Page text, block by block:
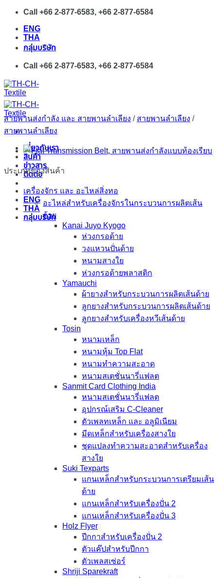
Skip
content
Call +66 2-877-6583, +66 2-877-6584
ENG
THA
กลุ่มบริษัท
Call +66 2-877-6583, +66 2-877-6584
เกี่ยวกับเรา
สินค้า
ข่าวสาร
ติดต่อ
ENG
THA
กลุ่มบริษัท
สายพานส่งกำลัง และ สายพานลำเลียง / สายพานลำเลียง /
สายพานลำเลียง
ประเภทของสินค้า
เครื่องจักร และ อะไหล่สิ่งทอ
อะไหล่สำหรับเครื่องจักรในกระบวนการผลิตเส้น
ด้าย
Kanai Juyo Kyogo
ห่วงกรอด้าย
วงแหวนปั่นด้าย
หนามสางใย
ห่วงกรอด้ายพลาสติก
Yamauchi
ผ้ายางสำหรับกระบวนการผลิตเส้นด้าย
ลูกยางสำหรับกระบวนการผลิตเส้นด้าย
ลูกยางสำหรับเครื่องหวีเส้นด้าย
Tosin
หนามเหล็ก
หนามหุ้ม Top Flat
หนามทำความสะอาด
หนามสเตชั่นนารี่แฟลต
Sanmit Card Clothing India
หนามสเตชั่นนารี่แฟลต
อุปกรณ์เสริม C-Cleaner
ตัวเพลทเหล็ก และ อลูมิเนียม
มีดเหล็กสำหรับเครื่องสางใย
ชุดแปลงทำความสะอาดสำหรับเครื่อง
สางใย
Suki Texparts
แกนเหล็กสำหรับกระบวนการเตรียมเส้น
ด้าย
แกนเหล็กสำหรับเครื่องปั่น 2
แกนเหล็กสำหรับเครื่องปั่น 3
Holz Flyer
ปีกกาสำหรับเครื่องปั่น 2
ตัวแค๊ปสำหรับปีกกา
ตัวเพลสเซ่อร์
Shriji Sparekraft